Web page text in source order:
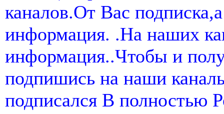
каналов.От Вас
информация. .На наших
информация..Чтобы и
подпишись на наши
подписался В полностью